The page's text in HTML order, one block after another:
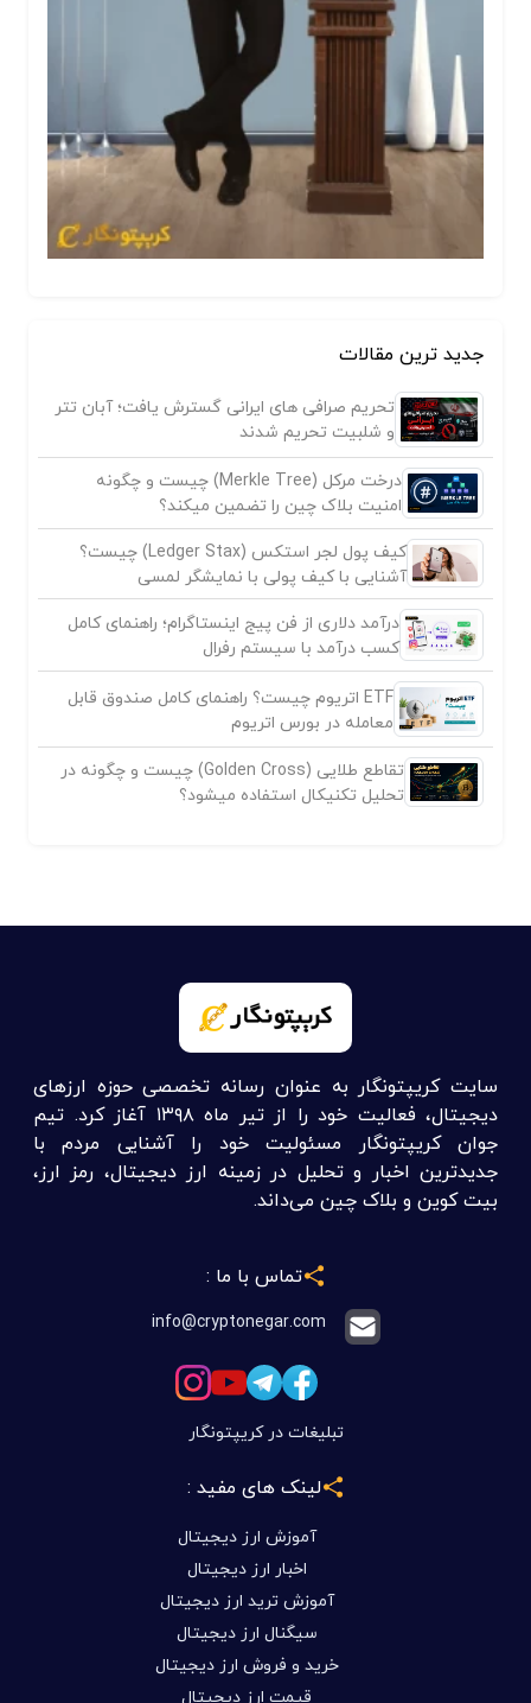
جدید ترین مقالات
تحریم صرافی های ایرانی گسترش یافت؛ آبان تتر
و شلبیت تحریم شدند
درخت مرکل (Merkle Tree) چیست و چگونه
امنیت بلاک چین را تضمین میکند؟
کیف پول لجر استکس (Ledger Stax) چیست؟
آشنایی با کیف پولی با نمایشگر لمسی
درآمد دلاری از فن پیج اینستاگرام؛ راهنمای کامل
کسب درآمد با سیستم رفرال
ETF اتریوم چیست؟ راهنمای کامل صندوق قابل
معامله در بورس اتریوم
تقاطع طلایی (Golden Cross) چیست و چگونه در
تحلیل تکنیکال استفاده میشود؟
سایت کریپتونگار به عنوان رسانه تخصصی حوزه ارزهای
دیجیتال، فعالیت خود را از تیر ماه ۱۳۹۸ آغاز کرد. تیم
جوان کریپتونگار مسئولیت خود را آشنایی مردم با
جدیدترین اخبار و تحلیل در زمینه ارز دیجیتال، رمز ارز،
بیت کوین و بلاک چین می‌داند.
تماس با ما :
info@cryptonegar.com
تبلیغات در کریپتونگار
لینک های مفید :
آموزش ارز دیجیتال
اخبار ارز دیجیتال
آموزش ترید ارز دیجیتال
سیگنال ارز دیجیتال
خرید و فروش ارز دیجیتال
قیمت ارز دیجیتال